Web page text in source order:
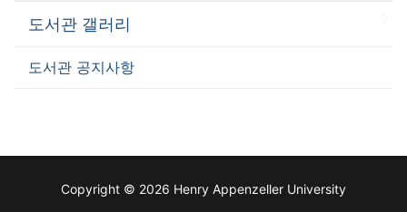
도서관 갤러리
도서관 공지사항
Copyright © 2026 Henry Appenzeller University